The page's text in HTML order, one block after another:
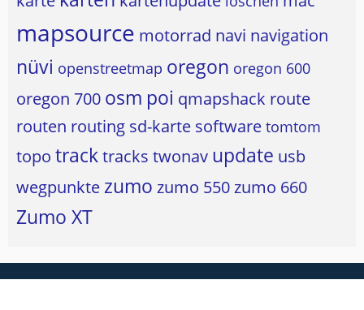
mapsource motorrad navi navigation
nüvi openstreetmap oregon oregon 600
oregon 700 osm poi qmapshack route
routen routing sd-karte software tomtom
topo tracktracks twonav update usb
wegpunkte zumo zumo 550zumo 660
Zumo XT